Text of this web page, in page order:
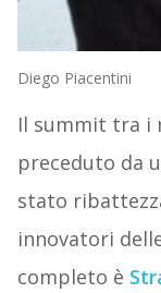
Diego Piacentini
Il summit tra i
preceduto da
stato
innovatori
completo è